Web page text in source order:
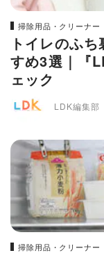
掃除用品・クリーナー
トイレのふ
すめ3選｜『
ェック
LDK編集部
掃除用品・クリーナー